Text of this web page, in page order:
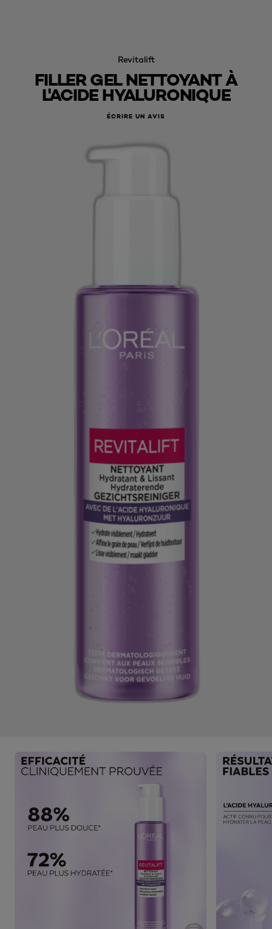
Revitalift
FILLER GEL NETTOYANT À
L'ACIDE HYALURONIQUE
ÉCRIRE UN AVIS